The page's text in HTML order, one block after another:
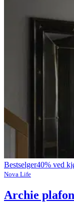
Bestselger40% ved
Nova Life
Archie